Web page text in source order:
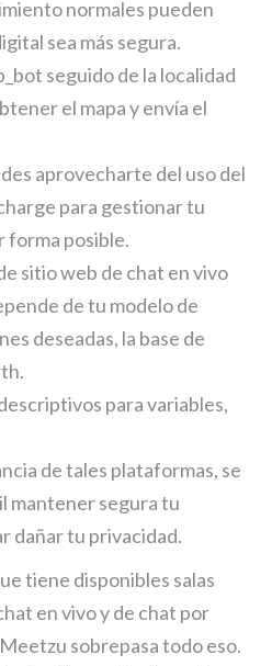
normales pueden
sea más segura.
seguido de la localidad
el mapa y envía el
aprovecharte del uso del
para gestionar tu
forma posible.
sitio web de chat en vivo
de tu modelo de
deseadas, la base de
para variables,
de tales plataformas, se
mantener segura tu
dañar tu privacidad.
tiene disponibles salas
en vivo y de chat por
sobrepasa todo eso.